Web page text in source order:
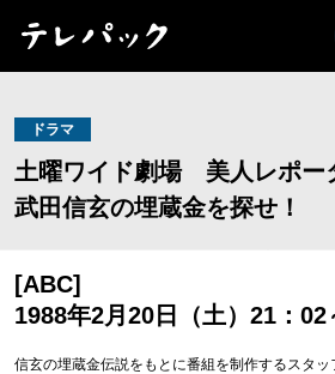
ドラマ
土曜ワイド劇場 美人レポー
武田信玄の埋蔵金を探せ！
[ABC]
1988年2月20日（土）21：02
信玄の埋蔵金伝説をもとに番組を制作するスタ